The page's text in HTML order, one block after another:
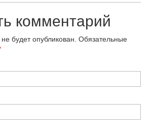
комментарий
будет опубликован. Обязательные